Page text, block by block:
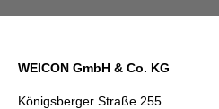
WEICON GmbH & Co. KG
Königsberger Straße 255